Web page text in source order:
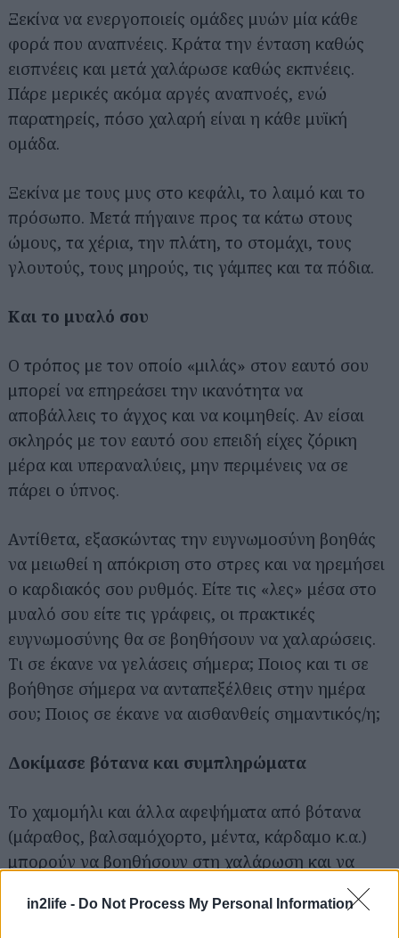
in2life - Do Not Process My Personal Information
Ξεκίνα να ενεργοποιείς ομάδες μυών μία κάθε
φορά που αναπνέεις. Κράτα την ένταση καθώς
εισπνέεις και μετά χαλάρωσε καθώς εκπνέεις.
Πάρε μερικές ακόμα αργές αναπνοές, ενώ
παρατηρείς, πόσο χαλαρή είναι η κάθε μυϊκή
ομάδα.
Ξεκίνα με τους μυς στο κεφάλι, το λαιμό και το
πρόσωπο. Μετά πήγαινε προς τα κάτω στους
ώμους, τα χέρια, την πλάτη, το στομάχι, τους
γλουτούς, τους μηρούς, τις γάμπες και τα πόδια.
Και το μυαλό σου
Ο τρόπος με τον οποίο «μιλάς» στον εαυτό σου
μπορεί να επηρεάσει την ικανότητα να
αποβάλλεις το άγχος και να κοιμηθείς. Αν είσαι
σκληρός με τον εαυτό σου επειδή είχες ζόρικη
μέρα και υπεραναλύεις, μην περιμένεις να σε
πάρει ο ύπνος.
Αντίθετα, εξασκώντας την ευγνωμοσύνη βοηθάς
να μειωθεί η απόκριση στο στρες και να ηρεμήσει
ο καρδιακός σου ρυθμός. Είτε τις «λες» μέσα στο
μυαλό σου είτε τις γράφεις, οι πρακτικές
ευγνωμοσύνης θα σε βοηθήσουν να χαλαρώσεις.
Τι σε έκανε να γελάσεις σήμερα; Ποιος και τι σε
βοήθησε σήμερα να ανταπεξέλθεις στην ημέρα
σου; Ποιος σε έκανε να αισθανθείς σημαντικός/η;
Δοκίμασε βότανα και συμπληρώματα
Το χαμομήλι και άλλα αφεψήματα από βότανα
(μάραθος, βαλσαμόχορτο, μέντα, κάρδαμο κ.α.)
μπορούν να βοηθήσουν στη χαλάρωση και να
εύκολα ο ύπνος. Αντίστοιχα, η μελατονίνη είναι
Αναζήτηση
για...